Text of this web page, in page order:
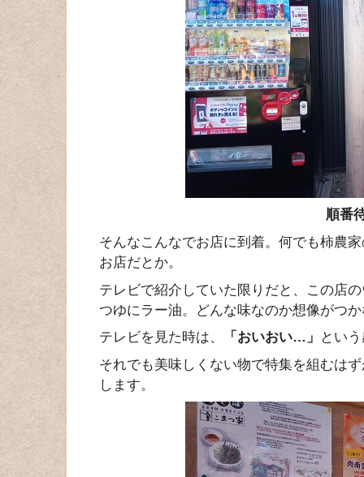
順番
そんなこんなでお店に到着。何でも柿農
お店だとか。
テレビで紹介していた限りだと、この店
つゆにラー油。どんな味なのか想像がつ
テレビを見た時は、
「おいおい…」
とい
それでも美味しくない物で特集を組むは
します。